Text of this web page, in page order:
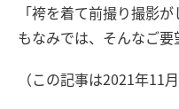
「袴を着て前撮り撮影
もなみでは、そんなご要
（この記事は2021年11